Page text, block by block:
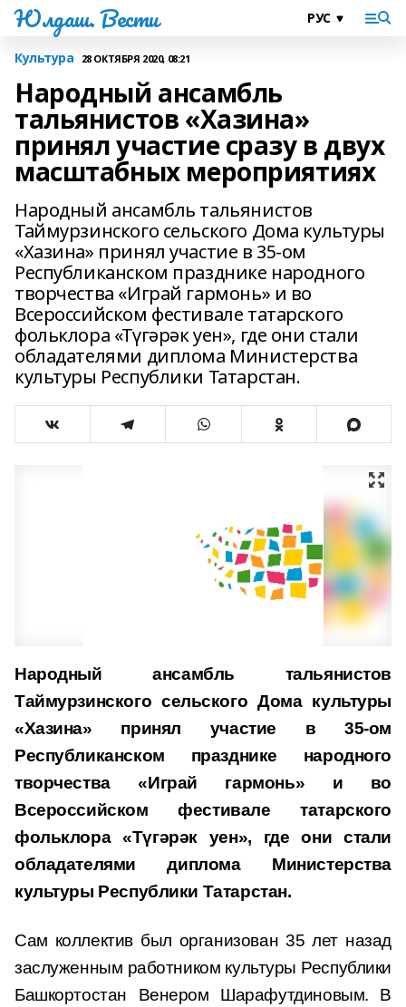
Юлдаш. Вести
Культура 28 ОКТЯБРЯ 2020, 08:21
Народный ансамбль
тальянистов «Хазина»
принял участие сразу в двух
масштабных мероприятиях
Народный ансамбль тальянистов
Таймурзинского сельского Дома культуры
«Хазина» принял участие в 35-ом
Республиканском празднике народного
творчества «Играй гармонь» и во
Всероссийском фестивале татарского
фольклора «Түгәрәк уен», где они стали
обладателями диплома Министерства
культуры Республики Татарстан.
Народный ансамбль тальянистов
Таймурзинского сельского Дома культуры
«Хазина» принял участие в 35-ом
Республиканском празднике народного
творчества «Играй гармонь» и во
Всероссийском фестивале татарского
фольклора «Түгәрәк уен», где они стали
обладателями диплома Министерства
культуры Республики Татарстан.
Сам коллектив был организован 35 лет назад
заслуженным работником культуры Республики
Башкортостан Венером Шарафутдиновым. В